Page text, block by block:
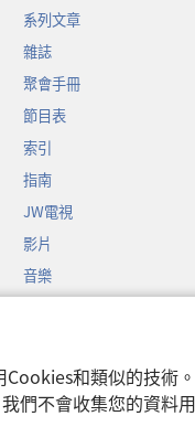
和類似的技術
們不會收集您的資料
系列文章
雜誌
聚會手冊
節目表
索引
指南
JW電視
影片
音樂